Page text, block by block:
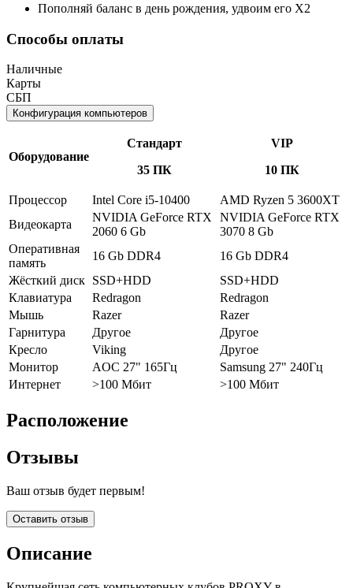
Пополняй баланс в день рождения, удвоим его Х2
Способы оплаты
Наличные
Карты
СБП
Конфигурация компьютеров
Оборудование
Стандарт
35 ПК
VIP
10 ПК
Процессор Intel Core i5-10400
AMD Ryzen 5 3600XT
Видеокарта
NVIDIA GeForce RTX
2060 6 Gb
NVIDIA GeForce RTX
3070 8 Gb
Оперативная
память
16 Gb DDR4
16 Gb DDR4
Жёсткий диск SSD+HDD
SSD+HDD
Клавиатура
Redragon
Redragon
Мышь
Razer
Razer
Гарнитура
Другое
Другое
Кресло
Viking
Другое
Монитор
AOC 27" 165Гц
Samsung 27" 240Гц
Интернет
>100 Мбит >100 Мбит
Расположение
Отзывы
Ваш отзыв будет первым!
Оставить отзыв
Описание